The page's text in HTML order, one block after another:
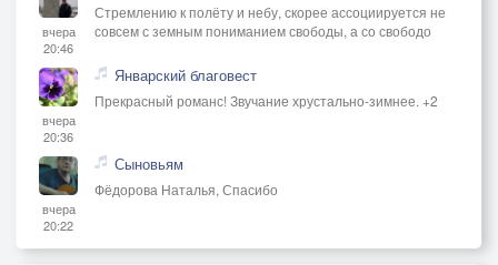
вчера
20:46
Стремлению к полёту и небу, скорее ассоциируется не
совсем с земным пониманием свободы, а со свободо
вчера
20:36
Январский благовест
Прекрасный романс! Звучание хрустально-зимнее. +2
вчера
20:22
Сыновьям
Фёдорова Наталья, Спасибо